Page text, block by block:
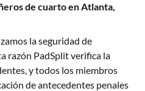
de cuarto en Atlanta,
la seguridad de
razón PadSplit verifica la
y todos los miembros
de antecedentes penales